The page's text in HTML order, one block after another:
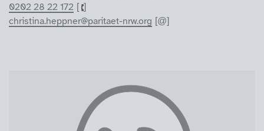
0202 28 22 172
christina.heppner@paritaet-nrw.org